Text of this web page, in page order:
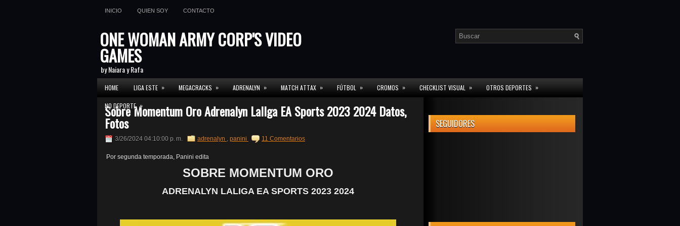
INICIO QUIEN SOY CONTACTO
ONE WOMAN ARMY CORP'S VIDEO
GAMES
by Naiara y Rafa
HOME LIGA ESTE » MEGACRACKS » ADRENALYN » MATCH ATTAX » FÚTBOL » CROMOS » CHECKLIST VISUAL » OTROS DEPORTES »
NO DEPORTE »
Sobre Momentum Oro Adrenalyn LalIga EA Sports 2023 2024 Datos,
Fotos
3/26/2024 04:10:00 p. m. adrenalyn , panini 11 Comentarios
Por segunda temporada, Panini edita
SOBRE MOMENTUM ORO
ADRENALYN LALIGA EA SPORTS 2023 2024
SEGUIDORES